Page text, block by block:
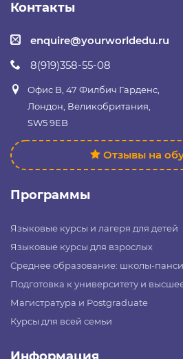
Контакты
enquire@yourworldedu.ru
8(919)358-55-08
Офис B, 47 Филбич Гарденс,
Лондон, Великобритания,
SW5 9EB
Отзывы на
Программы
Языковые курсы и лагеря для детей
Языковые курсы для взрослых
Среднее образование: школы-
Подготовка к университету и
Магистратура и Postgraduate
Курсы для всей семьи